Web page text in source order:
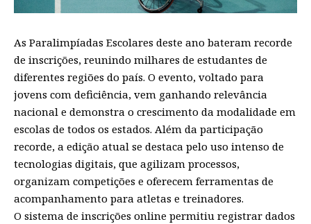
As Paralimpíadas Escolares deste ano bateram recorde
de inscrições, reunindo milhares de estudantes de
diferentes regiões do país. O evento, voltado para
jovens com deficiência, vem ganhando relevância
nacional e demonstra o crescimento da modalidade em
escolas de todos os estados. Além da participação
recorde, a edição atual se destaca pelo uso intenso de
tecnologias digitais, que agilizam processos,
organizam competições e oferecem ferramentas de
acompanhamento para atletas e treinadores.
O sistema de inscrições online permitiu registrar dados